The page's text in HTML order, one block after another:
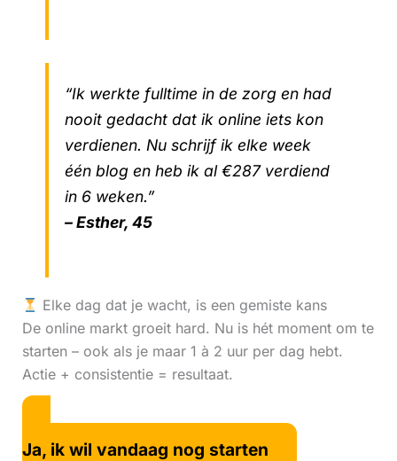
“Ik werkte fulltime in de zorg en had
nooit gedacht dat ik online iets kon
verdienen. Nu schrijf ik elke week
één blog en heb ik al €287 verdiend
in 6 weken.”
– Esther, 45
Elke dag dat je wacht, is een gemiste kans
De online markt groeit hard. Nu is hét moment om te
starten – ook als je maar 1 à 2 uur per dag hebt.
Actie + consistentie = resultaat.
Ja, ik wil vandaag nog starten